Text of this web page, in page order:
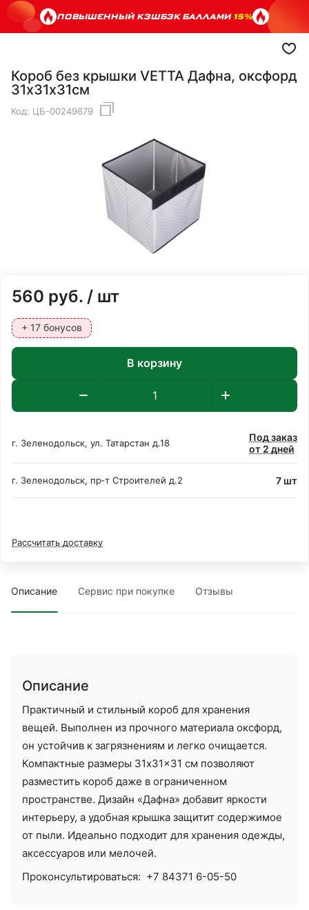
ПОВЫШЕННЫЙ КЭШБЭК БАЛЛАМИ15%
Короб без крышки VETTA Дафна, оксфорд
31х31х31см
Код: ЦБ-00249679
560 руб. / шт
+ 17 бонусов
В корзину
г. Зеленодольск, ул. Татарстан д.18
Под заказ
от 2 дней
г. Зеленодольск, пр‑т Строителей д.2 7 шт
Рассчитать доставку
Описание Сервис при покупке Отзывы
Описание
Практичный и стильный короб для хранения
вещей. Выполнен из прочного материала оксфорд,
он устойчив к загрязнениям и легко очищается.
Компактные размеры 31x31x31 см позволяют
разместить короб даже в ограниченном
пространстве. Дизайн «Дафна» добавит яркости
интерьеру, а удобная крышка защитит содержимое
от пыли. Идеально подходит для хранения одежды,
аксессуаров или мелочей.
Проконсультироваться: +7 84371 6-05-50